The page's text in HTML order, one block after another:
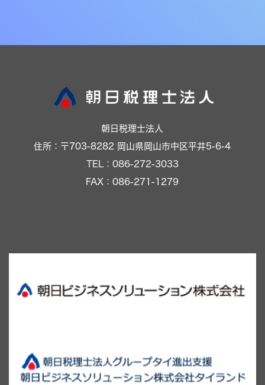
朝日税理士法人
住所：〒703-8282 岡山県岡山市中区平井5-6-4
TEL：086-272-3033
FAX：086-271-1279